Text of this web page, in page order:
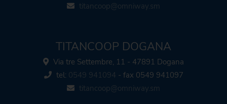
titancoop@omniway.sm
TITANCOOP DOGANA
Via tre Settembre, 11 - 47891 Dogana
tel: 0549 941094 - fax 0549 941097
titancoop@omniway.sm